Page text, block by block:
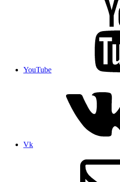
YouTube
Vk